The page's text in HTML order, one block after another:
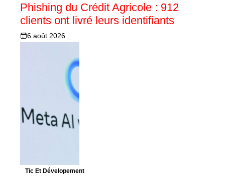
Phishing du Crédit Agricole : 912
clients ont livré leurs identifiants
6 août 2026
Tic Et Dévelopement